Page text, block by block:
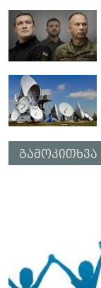
გამოკითხვა